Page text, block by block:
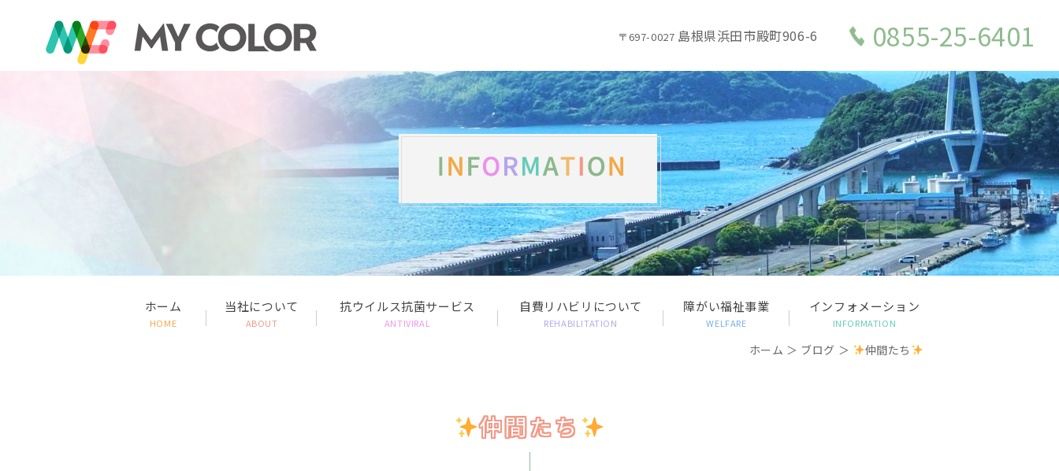
〒697-0027 島根県浜田市殿町906-6 0855-25-6401
ホーム
HOME
当社について
ABOUT
抗ウイルス抗菌サービス
ANTIVIRAL
自費リハビリについて
REHABILITATION
障がい福祉事業
WELFARE
インフォメーション
INFORMATION
ホーム ＞ ブログ ＞ 仲間たち
仲間たち